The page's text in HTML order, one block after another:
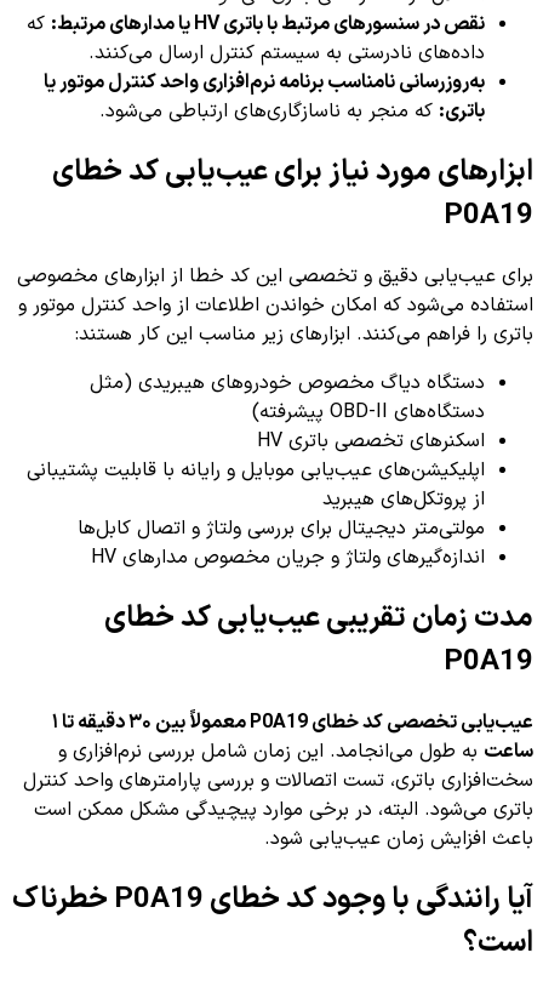
نقص در سنسورهای مرتبط با باتری HV یا مدارهای مرتبط:
که
داده‌های نادرستی به سیستم کنترل ارسال می‌کنند.
به‌روزرسانی نامناسب برنامه نرم‌افزاری واحد کنترل موتور یا
باتری: که منجر به ناسازگاری‌های ارتباطی می‌شود.
ابزارهای مورد نیاز برای عیب‌یابی کد خطای
P0A19
برای عیب‌یابی دقیق و تخصصی این کد خطا از ابزارهای مخصوصی
استفاده می‌شود که امکان خواندن اطلاعات از واحد کنترل موتور و
باتری را فراهم می‌کنند. ابزارهای زیر مناسب این کار هستند:
دستگاه دیاگ مخصوص خودروهای هیبریدی (مثل
دستگاه‌های OBD-II پیشرفته)
اسکنرهای تخصصی باتری HV
اپلیکیشن‌های عیب‌یابی موبایل و رایانه با قابلیت پشتیبانی
از پروتکل‌های هیبرید
مولتی‌متر دیجیتال برای بررسی ولتاژ و اتصال کابل‌ها
اندازه‌گیرهای ولتاژ و جریان مخصوص مدارهای HV
مدت زمان تقریبی عیب‌یابی کد خطای
P0A19
عیب‌یابی تخصصی کد خطای P0A19 معمولاً بین ۳۰ دقیقه تا ۱
ساعت به طول می‌انجامد. این زمان شامل بررسی نرم‌افزاری و
سخت‌افزاری باتری، تست اتصالات و بررسی پارامترهای واحد کنترل
باتری می‌شود. البته، در برخی موارد پیچیدگی مشکل ممکن است
باعث افزایش زمان عیب‌یابی شود.
آیا رانندگی با وجود کد خطای P0A19 خطرناک
است؟